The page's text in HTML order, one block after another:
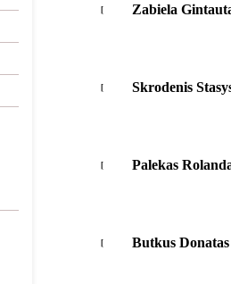
Zabiela
Skrodenis
Palekas
Butkus Donatas